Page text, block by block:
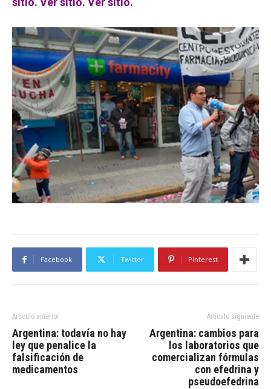
Facebook Twitter Pinterest
Artículo anterior
Argentina: todavía no hay
ley que penalice la
falsificación de
medicamentos
Artículo siguiente
Argentina: cambios para
los laboratorios que
comercializan fórmulas
con efedrina y
pseudoefedrina